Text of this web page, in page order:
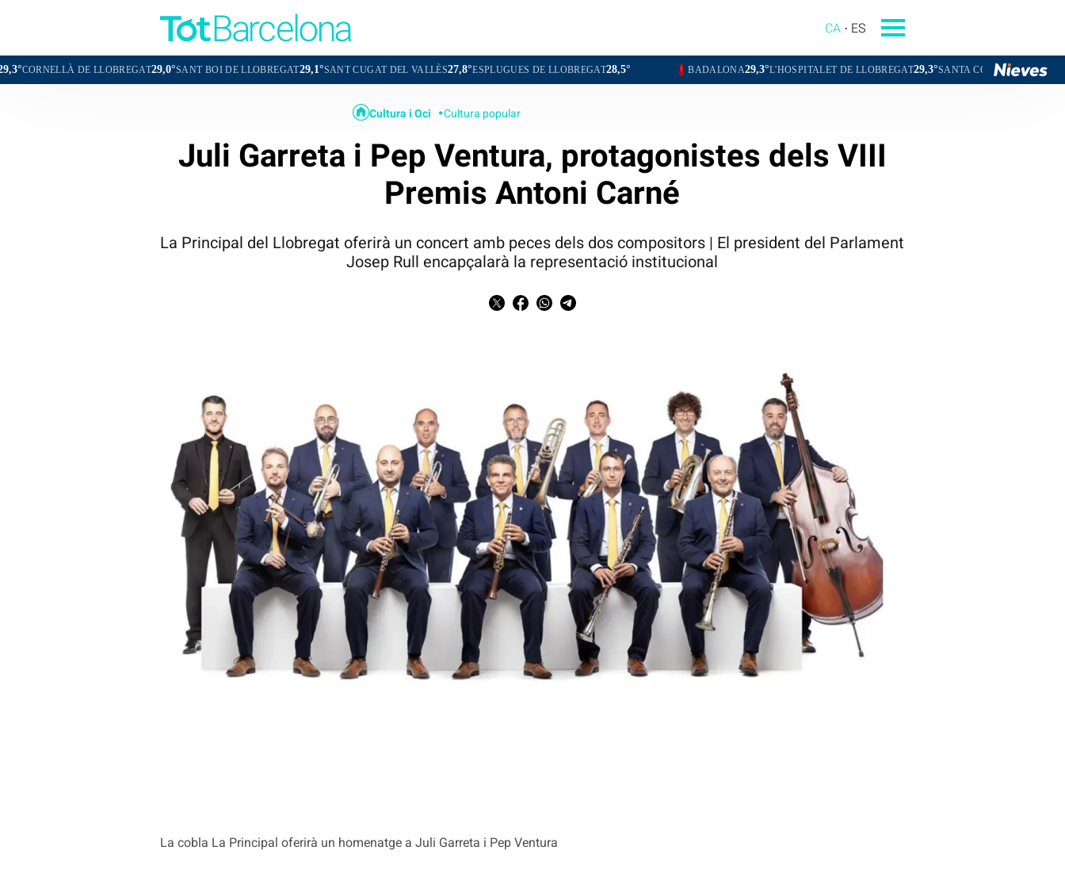
CA ES
DE LLOBREGAT29,0°SANT BOI DE LLOBREGAT29,1°SANT CUGAT DEL VALLÈS27,8°ESPLUGUES DE LLOBREGAT28,5° BADALONA 29,3°L'HOSPITALET DE LLOBREGAT29,3°SANTA COLOMA DE GRAMENET29,3°
La cobla La Principal oferirà un homenatge a Juli Garreta i Pep Ventura
Cultura i Oci Cultura popular
Juli Garreta i Pep Ventura, protagonistes dels VIII
Premis Antoni Carné
La Principal del Llobregat oferirà un concert amb peces dels dos compositors | El president del Parlament
Josep Rull encapçalarà la representació institucional